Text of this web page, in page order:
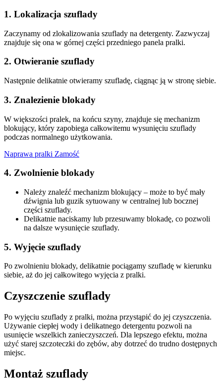
1. Lokalizacja szuflady
Zaczynamy od zlokalizowania szuflady na detergenty. Zazwyczaj
znajduje się ona w górnej części przedniego panela pralki.
2. Otwieranie szuflady
Następnie delikatnie otwieramy szufladę, ciągnąc ją w stronę siebie.
3. Znalezienie blokady
W większości pralek, na końcu szyny, znajduje się mechanizm
blokujący, który zapobiega całkowitemu wysunięciu szuflady
podczas normalnego użytkowania.
Naprawa pralki Zamość
4. Zwolnienie blokady
Należy znaleźć mechanizm blokujący – może to być mały
dźwignia lub guzik sytuowany w centralnej lub bocznej
części szuflady.
Delikatnie naciskamy lub przesuwamy blokadę, co pozwoli
na dalsze wysunięcie szuflady.
5. Wyjęcie szuflady
Po zwolnieniu blokady, delikatnie pociągamy szufladę w kierunku
siebie, aż do jej całkowitego wyjęcia z pralki.
Czyszczenie szuflady
Po wyjęciu szuflady z pralki, można przystąpić do jej czyszczenia.
Używanie ciepłej wody i delikatnego detergentu pozwoli na
usunięcie wszelkich zanieczyszczeń. Dla lepszego efektu, można
użyć starej szczoteczki do zębów, aby dotrzeć do trudno dostępnych
miejsc.
Montaż szuflady